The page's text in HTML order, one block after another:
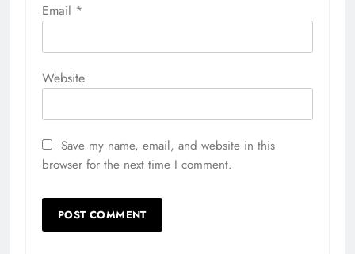
Email *
Website
Save my name, email, and website in this
browser for the next time I comment.